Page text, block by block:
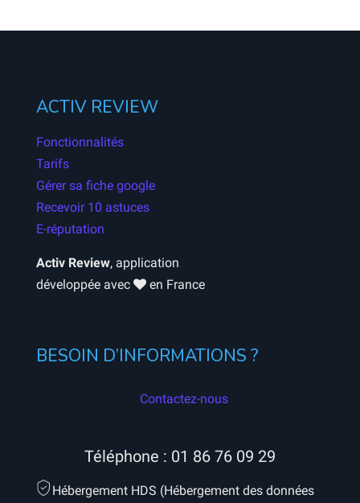
ACTIV REVIEW
Fonctionnalités
Tarifs
Gérer sa fiche google
Recevoir 10 astuces
E-réputation
Activ Review, application
développée avec
en France
BESOIN D’INFORMATIONS ?
Contactez-nous
Téléphone : 01 86 76 09 29
Hébergement HDS (Hébergement des données